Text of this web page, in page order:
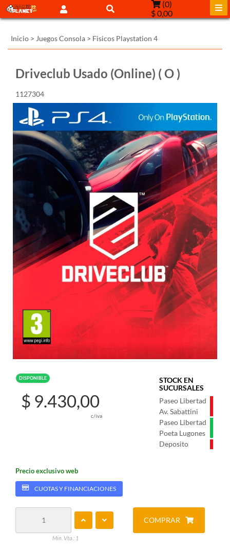
(0)
$ 0,00
Inicio > Juegos Consola > Fisicos Playstation 4
Driveclub Usado (Online) ( O )
1127304
DISPONIBLE
STOCK EN
SUCURSALES
Paseo Libertad
Av. Sabattini
Paseo Libertad
Poeta Lugones
Deposito
$ 9.430,00
c/iva
Precio exclusivo web
CUOTAS Y FINANCIACIONES
Min. Vta.: 1
COMPRAR